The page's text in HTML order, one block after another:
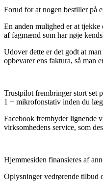
Forud for at nogen bestiller på
En anden mulighed er at
af fagmænd som har nøje
Udover dette er det godt at
opbevarer ens faktura, så man
Trustpilot frembringer stort set
1 + mikrofonstativ inden du
Facebook frembyder lignende
virksomhedens service, som
Hjemmesiden finansieres af
Oplysninger vedrørende tilbud